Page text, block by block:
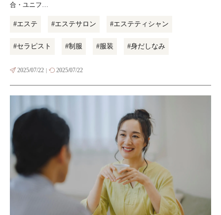
合・ユニフ…
#エステ #エステサロン #エステティシャン
#セラピスト #制服 #服装 #身だしなみ
2025/07/22 | 2025/07/22